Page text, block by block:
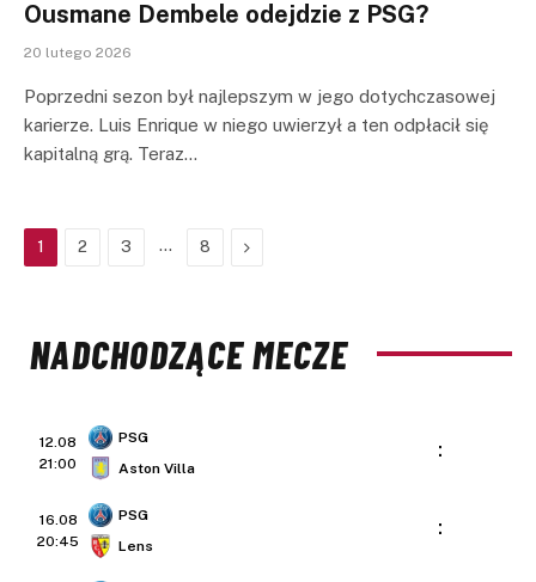
Ousmane Dembele odejdzie z PSG?
20 lutego 2026
Poprzedni sezon był najlepszym w jego dotychczasowej
karierze. Luis Enrique w niego uwierzył a ten odpłacił się
kapitalną grą. Teraz…
1 2 3 … 8 Next
NADCHODZĄCE MECZE
12.08
21:00
PSG
Aston Villa
:
16.08
20:45
PSG
Lens
: